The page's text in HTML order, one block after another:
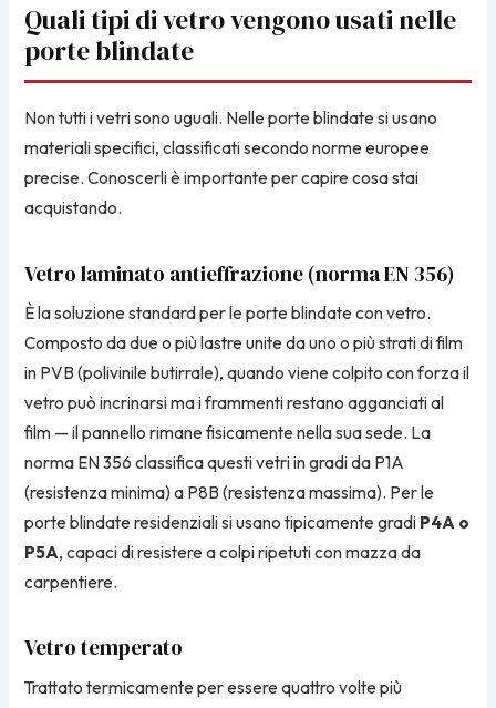
Quali tipi di vetro vengono usati nelle
porte blindate
Non tutti i vetri sono uguali. Nelle porte blindate si usano
materiali specifici, classificati secondo norme europee
precise. Conoscerli è importante per capire cosa stai
acquistando.
Vetro laminato antieffrazione (norma EN 356)
È la soluzione standard per le porte blindate con vetro.
Composto da due o più lastre unite da uno o più strati di film
in PVB (polivinile butirrale), quando viene colpito con forza il
vetro può incrinarsi ma i frammenti restano agganciati al
film — il pannello rimane fisicamente nella sua sede. La
norma EN 356 classifica questi vetri in gradi da P1A
(resistenza minima) a P8B (resistenza massima). Per le
porte blindate residenziali si usano tipicamente gradi P4A o
P5A, capaci di resistere a colpi ripetuti con mazza da
carpentiere.
Vetro temperato
Trattato termicamente per essere quattro volte più